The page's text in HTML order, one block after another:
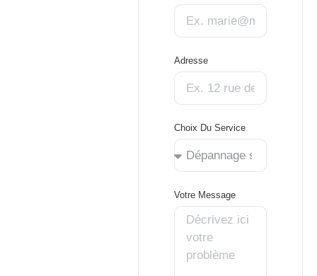
Adresse
Choix Du Service
Votre Message